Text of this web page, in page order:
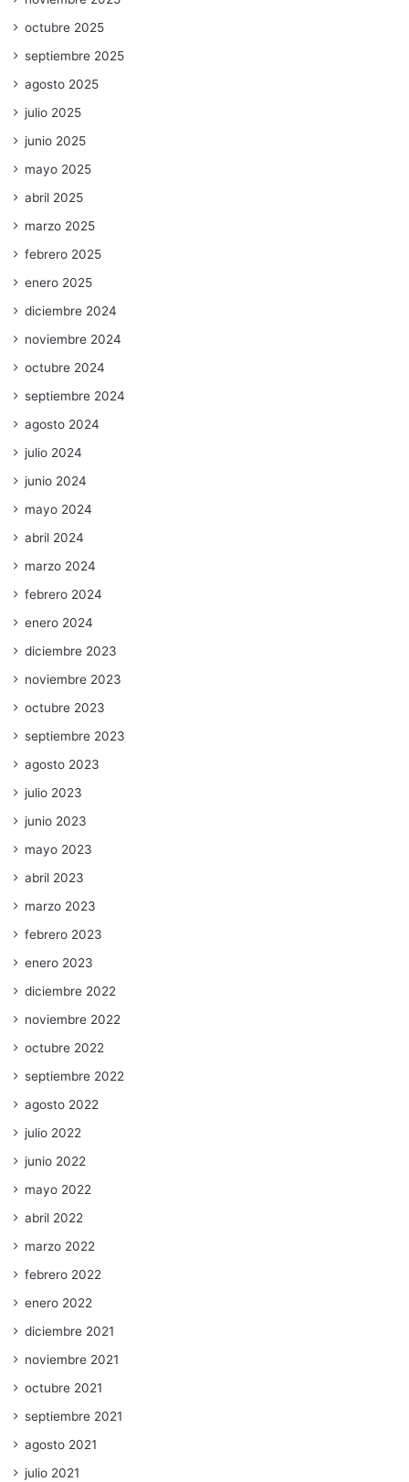
octubre 2025
septiembre 2025
agosto 2025
julio 2025
junio 2025
mayo 2025
abril 2025
marzo 2025
febrero 2025
enero 2025
diciembre 2024
noviembre 2024
octubre 2024
septiembre 2024
agosto 2024
julio 2024
junio 2024
mayo 2024
abril 2024
marzo 2024
febrero 2024
enero 2024
diciembre 2023
noviembre 2023
octubre 2023
septiembre 2023
agosto 2023
julio 2023
junio 2023
mayo 2023
abril 2023
marzo 2023
febrero 2023
enero 2023
diciembre 2022
noviembre 2022
octubre 2022
septiembre 2022
agosto 2022
julio 2022
junio 2022
mayo 2022
abril 2022
marzo 2022
febrero 2022
enero 2022
diciembre 2021
noviembre 2021
octubre 2021
septiembre 2021
agosto 2021
julio 2021